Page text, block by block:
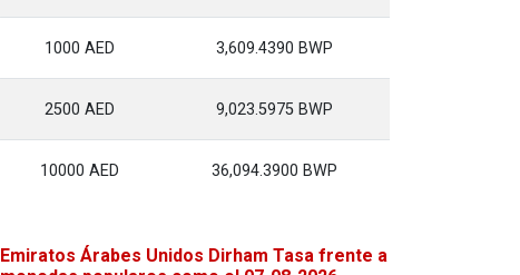
1000 AED 3,609.4390 BWP
2500 AED 9,023.5975 BWP
10000 AED 36,094.3900 BWP
Emiratos Árabes Unidos Dirham Tasa frente a